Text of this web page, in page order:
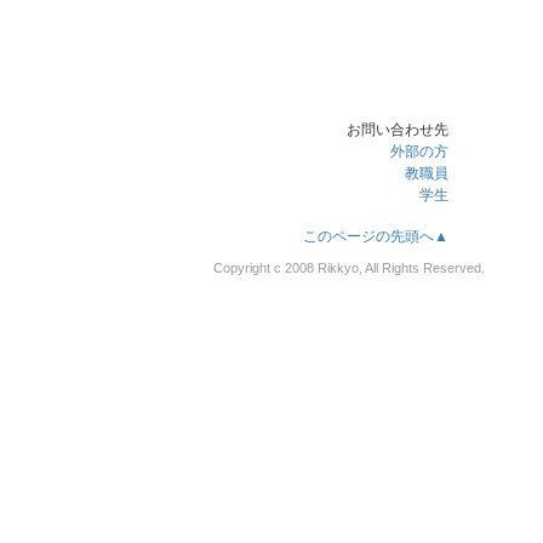
お問い合わせ先
外部の方
教職員
学生
このページの先頭へ▲
Copyright c 2008 Rikkyo, All Rights Reserved.